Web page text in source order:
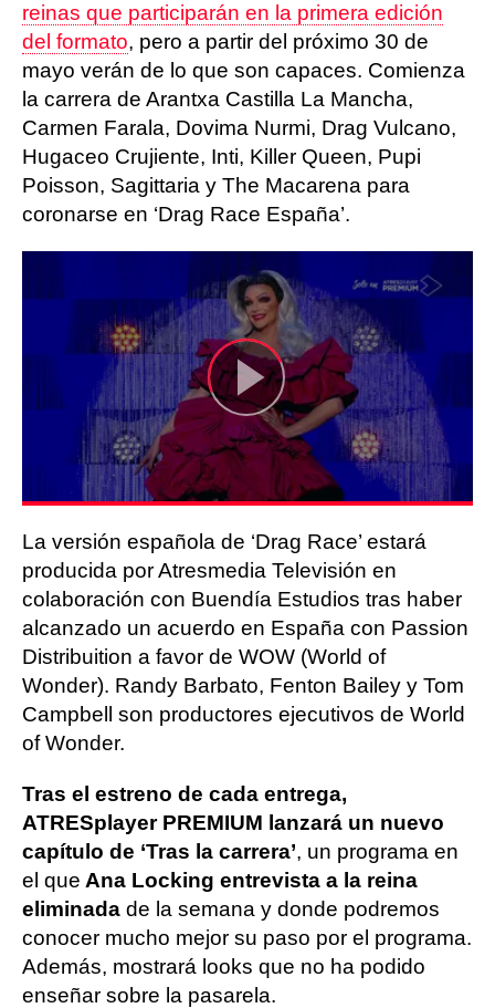
reinas que participarán en la primera edición
del formato, pero a partir del próximo 30 de
mayo verán de lo que son capaces. Comienza
la carrera de Arantxa Castilla La Mancha,
Carmen Farala, Dovima Nurmi, Drag Vulcano,
Hugaceo Crujiente, Inti, Killer Queen, Pupi
Poisson, Sagittaria y The Macarena para
coronarse en ‘Drag Race España’.
La versión española de ‘Drag Race’ estará
producida por Atresmedia Televisión en
colaboración con Buendía Estudios tras haber
alcanzado un acuerdo en España con Passion
Distribuition a favor de WOW (World of
Wonder). Randy Barbato, Fenton Bailey y Tom
Campbell son productores ejecutivos de World
of Wonder.
Tras el estreno de cada entrega,
ATRESplayer PREMIUM lanzará un nuevo
capítulo de ‘Tras la carrera’, un programa en
el que Ana Locking entrevista a la reina
eliminada de la semana y donde podremos
conocer mucho mejor su paso por el programa.
Además, mostrará looks que no ha podido
enseñar sobre la pasarela.